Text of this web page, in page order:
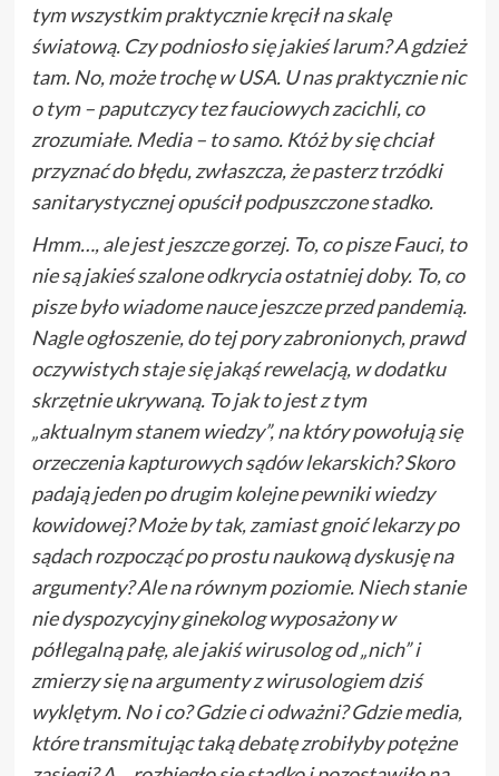
tym wszystkim praktycznie kręcił na skalę
światową. Czy podniosło się jakieś larum? A gdzież
tam. No, może trochę w USA. U nas praktycznie nic
o tym – paputczycy tez fauciowych zacichli, co
zrozumiałe. Media – to samo. Któż by się chciał
przyznać do błędu, zwłaszcza, że pasterz trzódki
sanitarystycznej opuścił podpuszczone stadko.
Hmm…, ale jest jeszcze gorzej. To, co pisze Fauci, to
nie są jakieś szalone odkrycia ostatniej doby. To, co
pisze było wiadome nauce jeszcze przed pandemią.
Nagle ogłoszenie, do tej pory zabronionych, prawd
oczywistych staje się jakąś rewelacją, w dodatku
skrzętnie ukrywaną. To jak to jest z tym
„aktualnym stanem wiedzy”, na który powołują się
orzeczenia kapturowych sądów lekarskich? Skoro
padają jeden po drugim kolejne pewniki wiedzy
kowidowej? Może by tak, zamiast gnoić lekarzy po
sądach rozpocząć po prostu naukową dyskusję na
argumenty? Ale na równym poziomie. Niech stanie
nie dyspozycyjny ginekolog wyposażony w
półlegalną pałę, ale jakiś wirusolog od „nich” i
zmierzy się na argumenty z wirusologiem dziś
wyklętym. No i co? Gdzie ci odważni? Gdzie media,
które transmitując taką debatę zrobiłyby potężne